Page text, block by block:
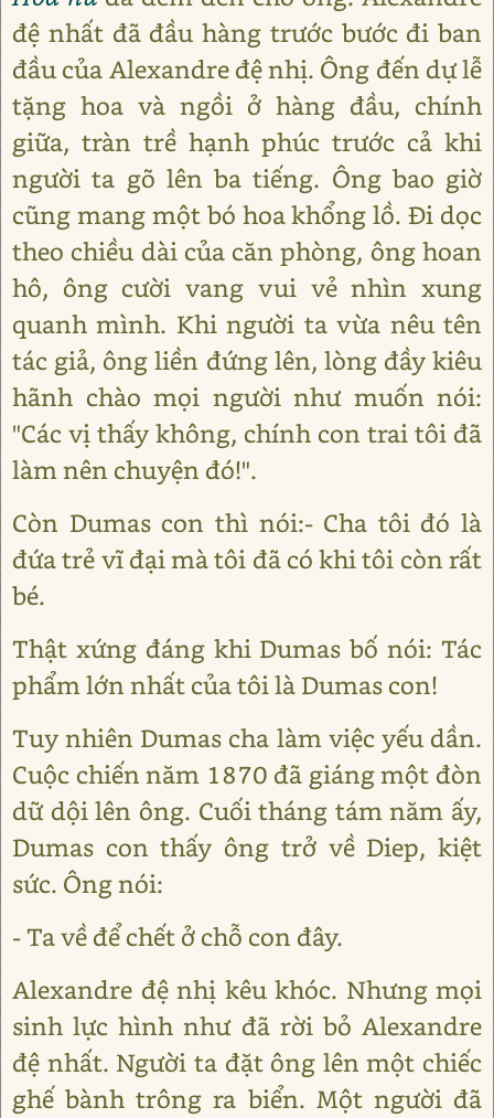
đệ nhất đã đầu hàng trước bước đi ban
đầu của Alexandre đệ nhị. Ông đến dự lễ
tặng hoa và ngồi ở hàng đầu, chính
giữa, tràn trề hạnh phúc trước cả khi
người ta gõ lên ba tiếng. Ông bao giờ
cũng mang một bó hoa khổng lồ. Đi dọc
theo chiều dài của căn phòng, ông hoan
hô, ông cười vang vui vẻ nhìn xung
quanh mình. Khi người ta vừa nêu tên
tác giả, ông liền đứng lên, lòng đầy kiêu
hãnh chào mọi người như muốn nói:
"Các vị thấy không, chính con trai tôi đã
làm nên chuyện đó!".
Còn Dumas con thì nói:- Cha tôi đó là
đứa trẻ vĩ đại mà tôi đã có khi tôi còn rất
bé.
Thật xứng đáng khi Dumas bố nói: Tác
phẩm lớn nhất của tôi là Dumas con!
Tuy nhiên Dumas cha làm việc yếu dần.
Cuộc chiến năm 1870 đã giáng một đòn
dữ dội lên ông. Cuối tháng tám năm ấy,
Dumas con thấy ông trở về Diep, kiệt
sức. Ông nói:
- Ta về để chết ở chỗ con đây.
Alexandre đệ nhị kêu khóc. Nhưng mọi
sinh lực hình như đã rời bỏ Alexandre
đệ nhất. Người ta đặt ông lên một chiếc
ghế bành trông ra biển. Một người đã